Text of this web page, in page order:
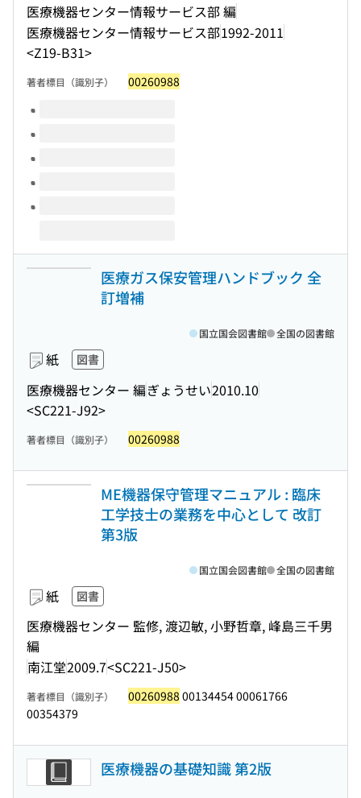
医療機器センター情報サービス部 編
医療機器センター情報サービス部1992-2011
<Z19-B31>
著者標目（識別子） 00260988
このタイトルの巻号
医療ガス保安管理ハンドブック 全
訂増補
紙 図書
医療機器センター 編ぎょうせい2010.10
<SC221-J92>
国立国会図書館 全国の図書館
著者標目（識別子） 00260988
ME機器保守管理マニュアル : 臨床
工学技士の業務を中心として 改訂
第3版
紙 図書
医療機器センター 監修, 渡辺敏, 小野哲章, 峰島三千男
編
南江堂2009.7<SC221-J50>
国立国会図書館 全国の図書館
著者標目（識別子） 00260988 00134454 00061766
00354379
医療機器の基礎知識 第2版